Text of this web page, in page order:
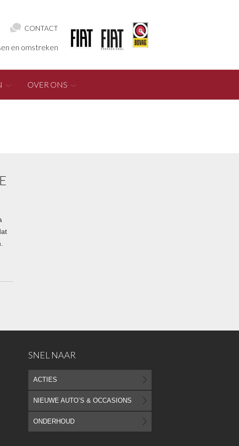
CONTACT
en omstreken
OVER ONS
SNEL NAAR
ACTIES
NIEUWE AUTO’S & OCCASIONS
ONDERHOUD